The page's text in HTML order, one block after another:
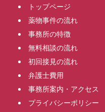
トップページ
薬物事件の流れ
事務所の特徴
無料相談の流れ
初回接見の流れ
弁護士費用
事務所案内・アクセス
プライバシーポリシー